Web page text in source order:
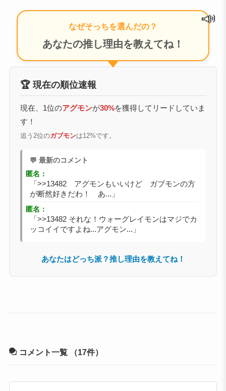
なぜそっちを選んだの？
あなたの推し理由を教えてね！
📣
🏆 現在の順位速報
現在、1位のアグモンが30%を獲得してリードしていま
す！
追う2位のガブモンは12%です。
💬 最新のコメント
匿名：
「>>13482 アグモンもいいけど ガブモンの方
が断然好きだわ！ あ...」
匿名：
「>>13482 それな！ウォーグレイモンはマジでカ
ッコイイですよね...アグモン...」
あなたはどっち派？推し理由を教えてね！
コメント一覧 （17件）